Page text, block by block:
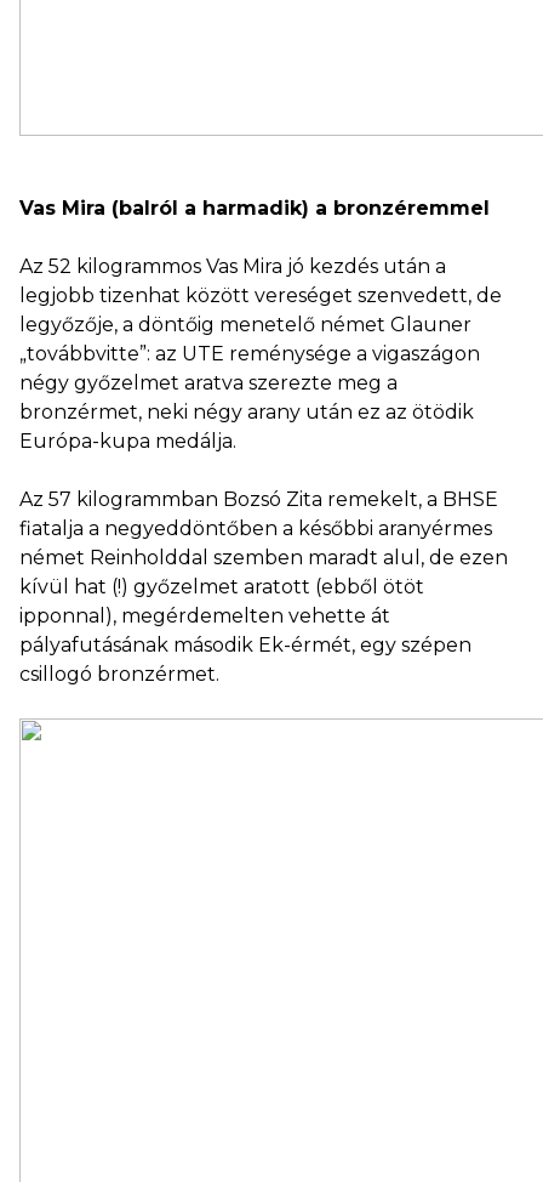
Vas Mira (balról a harmadik) a bronzéremmel
Az 52 kilogrammos Vas Mira jó kezdés után a
legjobb tizenhat között vereséget szenvedett, de
legyőzője, a döntőig menetelő német Glauner
„továbbvitte”: az UTE reménysége a vigaszágon
négy győzelmet aratva szerezte meg a
bronzérmet, neki négy arany után ez az ötödik
Európa-kupa medálja.
Az 57 kilogrammban Bozsó Zita remekelt, a BHSE
fiatalja a negyeddöntőben a későbbi aranyérmes
német Reinholddal szemben maradt alul, de ezen
kívül hat (!) győzelmet aratott (ebből ötöt
ipponnal), megérdemelten vehette át
pályafutásának második Ek-érmét, egy szépen
csillogó bronzérmet.